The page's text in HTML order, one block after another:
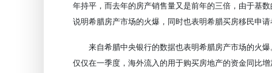
年持平，而去年的房产销售量又是前年的三倍，由于基
说明希腊房产市场的火爆，同时也表明希腊买房移民申
来自希腊中央银行的数据也表明希腊房产市场的火
仅仅在一季度，海外流入的用于购买房地产的资金同比